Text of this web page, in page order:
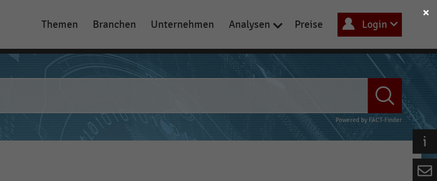
Main
navigation
Themen Branchen Unternehmen Analysen Preise Login
Powered by FACT-Finder